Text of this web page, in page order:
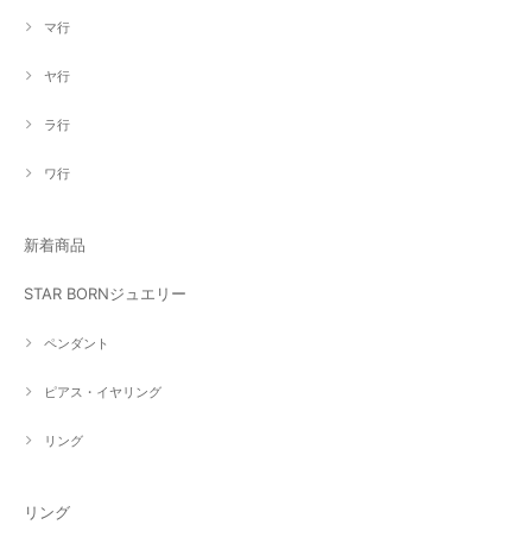
マ行
ヤ行
ラ行
ワ行
新着商品
STAR BORNジュエリー
ペンダント
ピアス・イヤリング
リング
リング